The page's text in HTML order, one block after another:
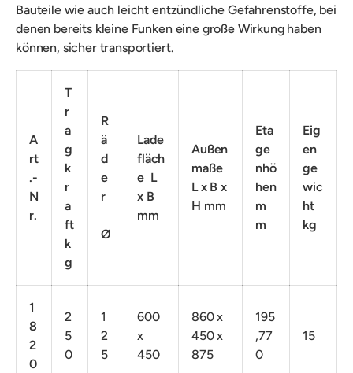
Bauteile wie auch leicht entzündliche Gefahrenstoffe, bei
denen bereits kleine Funken eine große Wirkung haben
können, sicher transportiert.
A
rt
.-
N
r.
T
r
a
g
k
r
a
ft
k
g
R
ä
d
e
r
Ø
Lade
fläch
e L
x B
mm
Außen
maße
L x B x
H mm
Eta
ge
nhö
hen
m
m
Eig
en
ge
wic
ht
kg
1
8
2
0
2
5
0
1
2
5
600
x
450
860 x
450 x
875
195
,77
0
15